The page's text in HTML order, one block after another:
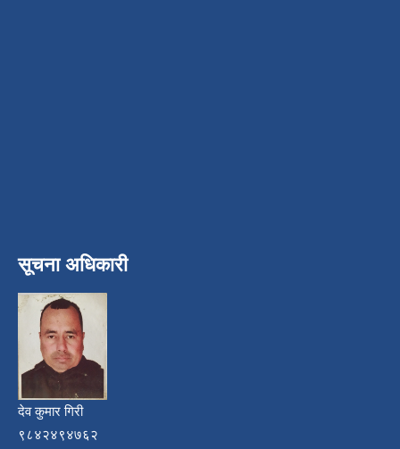
सूचना अधिकारी
देव कुमार गिरी
९८४२४९४७६२